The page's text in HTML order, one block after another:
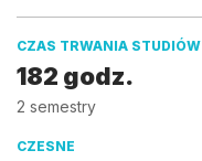
CZAS TRWANIA STUDIÓW
182 godz.
2 semestry
CZESNE